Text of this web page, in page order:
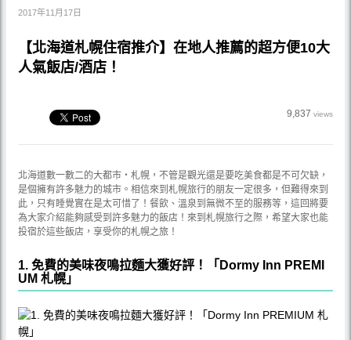
2017年11月17日
【北海道札幌住宿推介】在地人推薦的超方便10大
人氣飯店/酒店！
9,837 views
北海道數一數二的大都市‧札幌，不管是觀光還是要吃美食都是不可欠缺，
是個擁有許多魅力的城市。相信來到札幌旅行的朋友一定很多，但難得來到
此，只有睡覺實在是太可惜了！餐飲、溫泉到無微不至的服務等，這回將要
為大家介紹能夠感受到許多魅力的飯店！來到札幌旅行之際，希望大家也能
投宿於這些飯店，享受你的札幌之旅！
1. 免費的美味夜鳴拉麵大獲好評！「Dormy Inn PREMI
UM 札幌」